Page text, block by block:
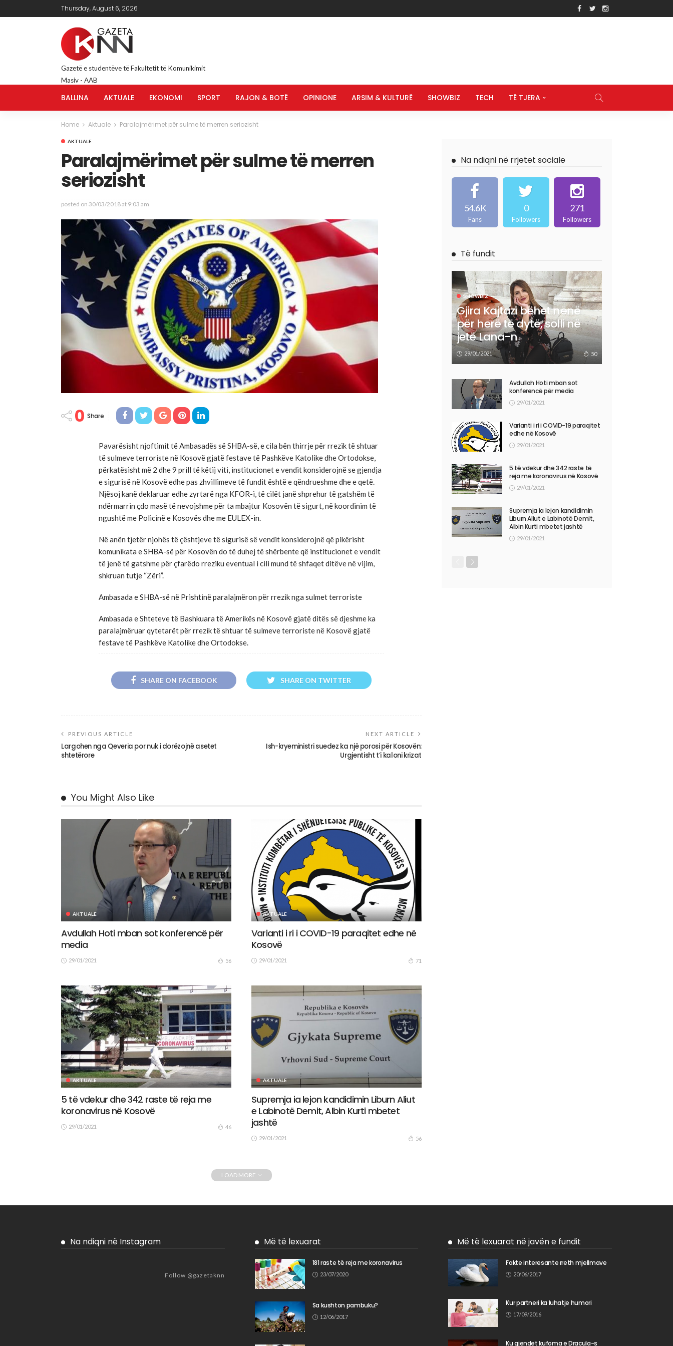
Thursday, August 6, 2026
Gazetë e studentëve të Fakultetit të Komunikimit
Masiv - AAB
BALLINA AKTUALE EKONOMI SPORT RAJON & BOTË OPINIONE ARSIM & KULTURË SHOWBIZ TECH TË TJERA
Home Aktuale Paralajmërimet për sulme të merren seriozisht
AKTUALE
Paralajmërimet për sulme të merren
seriozisht
posted on 30/03/2018 at 9:03 am
0 Share
Pavarësisht njoftimit të Ambasadës së SHBA-së, e cila bën thirrje për rrezik të shtuar
të sulmeve terroriste në Kosovë gjatë festave të Pashkëve Katolike dhe Ortodokse,
përkatësisht më 2 dhe 9 prill të këtij viti, institucionet e vendit konsiderojnë se gjendja
e sigurisë në Kosovë edhe pas zhvillimeve të fundit është e qëndrueshme dhe e qetë.
Njësoj kanë deklaruar edhe zyrtarë nga KFOR-i, të cilët janë shprehur të gatshëm të
ndërmarrin çdo masë të nevojshme për ta mbajtur Kosovën të sigurt, në koordinim të
ngushtë me Policinë e Kosovës dhe me EULEX-in.
Në anën tjetër njohës të çështjeve të sigurisë së vendit konsiderojnë që pikërisht
komunikata e SHBA-së për Kosovën do të duhej të shërbente që institucionet e vendit
të jenë të gatshme për çfarëdo rreziku eventual i cili mund të shfaqet ditëve në vijim,
shkruan tutje “Zëri”.
Ambasada e SHBA-së në Prishtinë paralajmëron për rrezik nga sulmet terroriste
Ambasada e Shteteve të Bashkuara të Amerikës në Kosovë gjatë ditës së djeshme ka
paralajmëruar qytetarët për rrezik të shtuar të sulmeve terroriste në Kosovë gjatë
festave të Pashkëve Katolike dhe Ortodokse.
SHARE ON FACEBOOK SHARE ON TWITTER
PREVIOUS ARTICLE
Largohen nga Qeveria por nuk i dorëzojnë asetet
shtetërore
NEXT ARTICLE
Ish-kryeministri suedez ka një porosi për Kosovën:
Urgjentisht t’i kaloni krizat
You Might Also Like
AKTUALE
Avdullah Hoti mban sot konferencë për
media
29/01/2021 56
AKTUALE
Varianti i ri i COVID-19 paraqitet edhe në
Kosovë
29/01/2021 71
AKTUALE
5 të vdekur dhe 342 raste të reja me
koronavirus në Kosovë
29/01/2021 46
AKTUALE
Supremja ia lejon kandidimin Liburn Aliut
e Labinotë Demit, Albin Kurti mbetet
jashtë
29/01/2021 56
LOAD MORE
Na ndiqni në rrjetet sociale
54.6K
Fans
0
Followers
271
Followers
Të fundit
SHOWBIZ
Gjira Kajtazi bëhet nënë
për herë të dytë, solli në
jetë Lana-n
29/01/2021 50
Avdullah Hoti mban sot
konferencë për media
29/01/2021
Varianti i ri i COVID-19 paraqitet
edhe në Kosovë
29/01/2021
5 të vdekur dhe 342 raste të
reja me koronavirus në Kosovë
29/01/2021
Supremja ia lejon kandidimin
Liburn Aliut e Labinotë Demit,
Albin Kurti mbetet jashtë
29/01/2021
Na ndiqni në Instagram
Follow @gazetaknn
Më të lexuarat
181 raste të reja me koronavirus
23/07/2020
Sa kushton pambuku?
12/06/2017
Më të lexuarat në javën e fundit
Fakte interesante rreth mjellmave
20/06/2017
Kur partneri ka luhatje humori
17/09/2016
Ku gjendet kufoma e Dracula-s